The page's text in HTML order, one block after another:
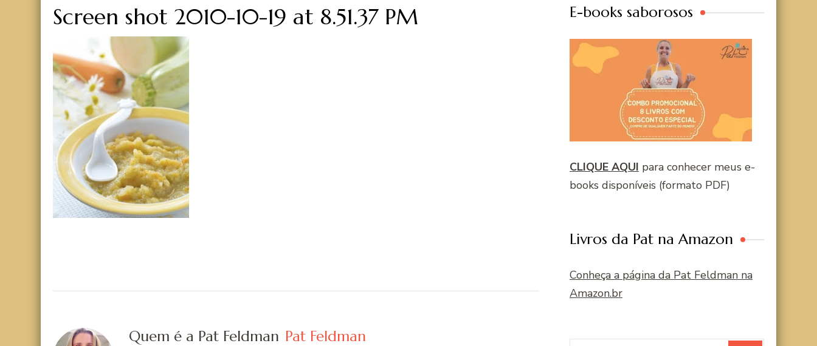
Screen shot 2010-10-19 at 8.51.37 PM
Quem é a Pat Feldman Pat Feldman
E-books saborosos
CLIQUE AQUI para conhecer meus e-
books disponíveis (formato PDF)
Livros da Pat na Amazon
Conheça a página da Pat Feldman na
Amazon.br